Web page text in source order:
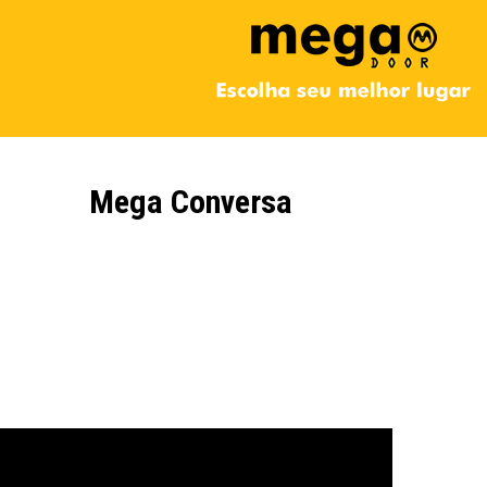
Mega Conversa